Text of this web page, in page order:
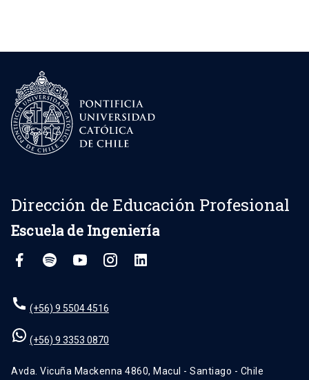
Dirección de Educación Profesional
Escuela de Ingeniería
(+56) 9 5504 4516
(+56) 9 3353 0870
Avda. Vicuña Mackenna 4860, Macul - Santiago - Chile